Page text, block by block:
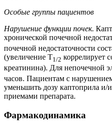
Особые группы пациентов
Нарушение функции почек.
хронической почечной
почечной недостаточности
(увеличение T1/2 коррелирует
креатинина). Для непочечной
часов. Пациентам с
уменьшить дозу каптоприла и/
приемами препарата.
Фармакодинамика